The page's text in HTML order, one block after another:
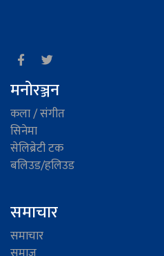
मनोरञ्जन
कला / संगीत
सिनेमा
सेलिब्रेटी टक
बलिउड/हलिउड
समाचार
समाचार